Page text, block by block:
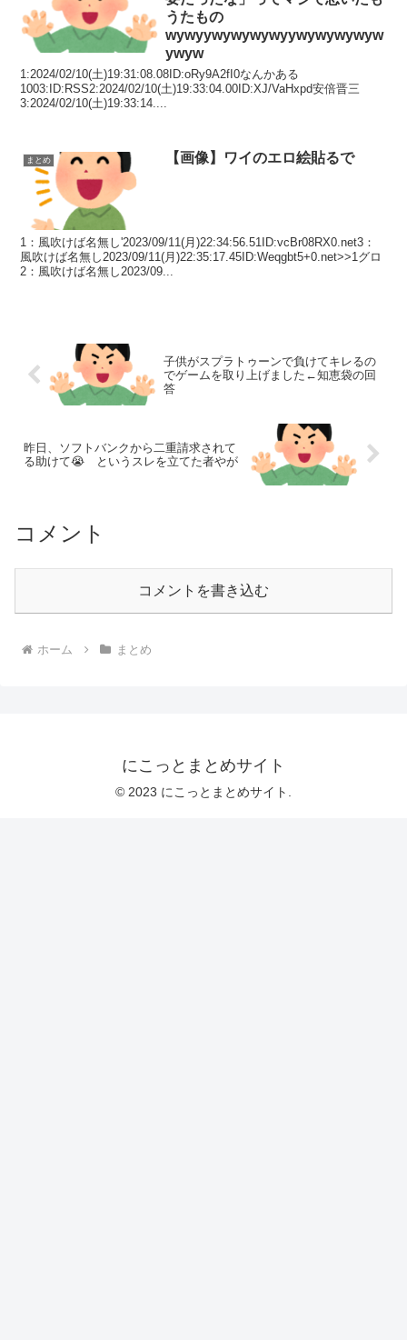
うたもの
wywyywywywywyywywywywyw
ywyw
1:2024/02/10(土)19:31:08.08ID:oRy9A2fI0なんかある
1003:ID:RSS2:2024/02/10(土)19:33:04.00ID:XJ/VaHxpd安倍晋三
3:2024/02/10(土)19:33:14....
まとめ 【画像】ワイのエロ絵貼るで
1：風吹けば名無し'2023/09/11(月)22:34:56.51ID:vcBr08RX0.net3：
風吹けば名無し2023/09/11(月)22:35:17.45ID:Weqgbt5+0.net>>1グロ
2：風吹けば名無し2023/09...
子供がスプラトゥーンで負けてキレるの
でゲームを取り上げました←知恵袋の回
答
昨日、ソフトバンクから二重請求されて
る助けて😭 というスレを立てた者やが
コメント
コメントを書き込む
ホーム まとめ
にこっとまとめサイト
© 2023 にこっとまとめサイト.